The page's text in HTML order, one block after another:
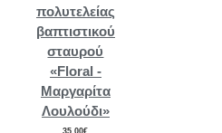
πολυτελείας
βαπτιστικού
σταυρού
«Floral -
Μαργαρίτα
Λουλούδι»
35,00€